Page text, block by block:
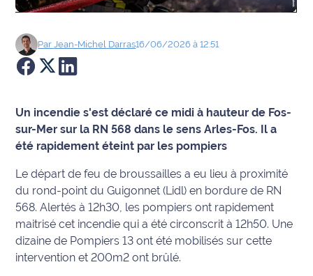
Sports
Société
Culture
Économie
Éducation
Emploi
Environnement
Info
route
ParJean-Michel Darras16/06/2026 à 12:51
Un incendie s'est déclaré ce midi à hauteur de Fos-
sur-Mer sur la RN 568 dans le sens Arles-Fos. Il a
été rapidement éteint par les pompiers
Le départ de feu de broussailles a eu lieu à proximité
du rond-point du Guigonnet (Lidl) en bordure de RN
568. Alertés à 12h30, les pompiers ont rapidement
maitrisé cet incendie qui a été circonscrit à 12h50. Une
dizaine de Pompiers 13 ont été mobilisés sur cette
intervention et 200m2 ont brûlé.